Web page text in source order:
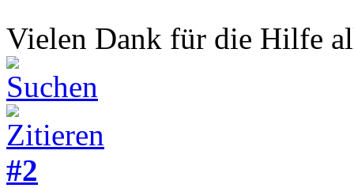
Vielen Dank für die Hilfe
#2